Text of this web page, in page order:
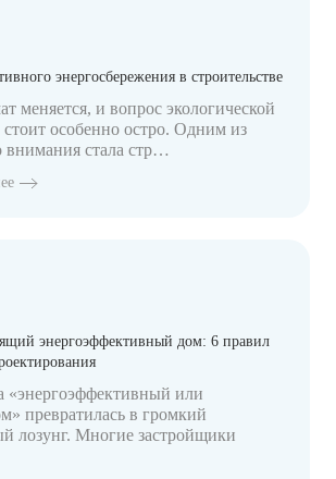
энергосбережения в строительстве
меняется, и вопрос экологической
стоит особенно остро. Одним из
внимания стала стр…
энергоэффективный дом: 6 правил
«энергоэффективный или
превратилась в громкий
лозунг. Многие застройщики